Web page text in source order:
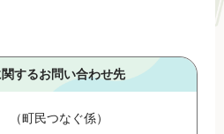
するお問い合わせ先
町民つなぐ係